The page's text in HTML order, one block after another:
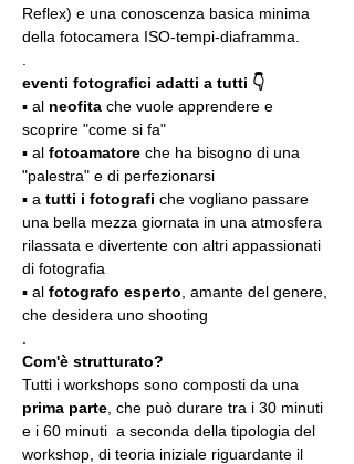
Reflex) e una conoscenza basica minima
della fotocamera ISO-tempi-diaframma.
eventi fotografici adatti a tutti 👇
▪️ al neofita che vuole apprendere e
scoprire "come si fa"
▪️ al fotoamatore che ha bisogno di una
"palestra" e di perfezionarsi
▪️ a tutti i fotografi che vogliano passare
una bella mezza giornata in una atmosfera
rilassata e divertente con altri appassionati
di fotografia
▪️ al fotografo esperto , amante del genere,
che desidera uno shooting
Com'è strutturato?
Tutti i workshops sono composti da una
prima parte , che può durare tra i 30 minuti
e i 60 minuti  a seconda della tipologia del
workshop, di teoria iniziale riguardante il